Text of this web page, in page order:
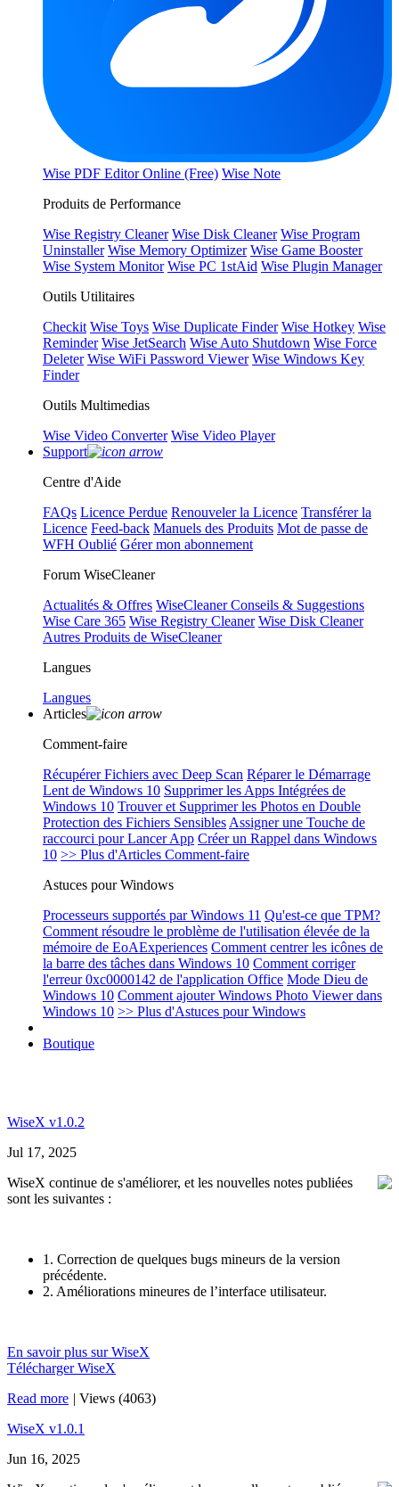
Wise PDF Editor Online (Free) Wise Note
Produits de Performance
Wise Registry Cleaner Wise Disk Cleaner Wise Program
Uninstaller Wise Memory Optimizer Wise Game Booster
Wise System Monitor Wise PC 1stAid Wise Plugin Manager
Outils Utilitaires
Checkit Wise Toys Wise Duplicate Finder Wise Hotkey Wise
Reminder Wise JetSearch Wise Auto Shutdown Wise Force
Deleter Wise WiFi Password Viewer Wise Windows Key
Finder
Outils Multimedias
Wise Video Converter Wise Video Player
Support
Centre d'Aide
FAQs Licence Perdue Renouveler la Licence Transférer la
Licence Feed-back Manuels des Produits Mot de passe de
WFH Oublié Gérer mon abonnement
Forum WiseCleaner
Actualités & Offres WiseCleaner Conseils & Suggestions
Wise Care 365 Wise Registry Cleaner Wise Disk Cleaner
Autres Produits de WiseCleaner
Langues
Langues
Articles
Comment-faire
Récupérer Fichiers avec Deep Scan Réparer le Démarrage
Lent de Windows 10 Supprimer les Apps Intégrées de
Windows 10 Trouver et Supprimer les Photos en Double
Protection des Fichiers Sensibles Assigner une Touche de
raccourci pour Lancer App Créer un Rappel dans Windows
10 >> Plus d'Articles Comment-faire
Astuces pour Windows
Processeurs supportés par Windows 11 Qu'est-ce que TPM?
Comment résoudre le problème de l'utilisation élevée de la
mémoire de EoAExperiences Comment centrer les icônes de
la barre des tâches dans Windows 10 Comment corriger
l'erreur 0xc0000142 de l'application Office Mode Dieu de
Windows 10 Comment ajouter Windows Photo Viewer dans
Windows 10 >> Plus d'Astuces pour Windows
Boutique
WiseX v1.0.2
Jul 17, 2025
WiseX continue de s'améliorer, et les nouvelles notes publiées
sont les suivantes :
1. Correction de quelques bugs mineurs de la version
précédente.
2. Améliorations mineures de l’interface utilisateur.
En savoir plus sur WiseX
Télécharger WiseX
Read more | Views (4063)
WiseX v1.0.1
Jun 16, 2025